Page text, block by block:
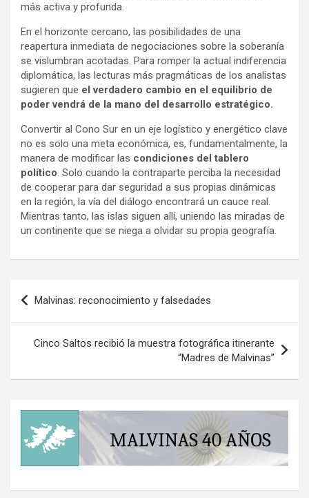
más activa y profunda.
En el horizonte cercano, las posibilidades de una
reapertura inmediata de negociaciones sobre la soberanía
se vislumbran acotadas. Para romper la actual indiferencia
diplomática, las lecturas más pragmáticas de los analistas
sugieren que el verdadero cambio en el equilibrio de
poder vendrá de la mano del desarrollo estratégico.
Convertir al Cono Sur en un eje logístico y energético clave
no es solo una meta económica, es, fundamentalmente, la
manera de modificar las condiciones del tablero
político. Solo cuando la contraparte perciba la necesidad
de cooperar para dar seguridad a sus propias dinámicas
en la región, la vía del diálogo encontrará un cauce real.
Mientras tanto, las islas siguen allí, uniendo las miradas de
un continente que se niega a olvidar su propia geografía.
Navegación
de
entradas
Malvinas: reconocimiento y falsedades
Cinco Saltos recibió la muestra fotográfica itinerante
“Madres de Malvinas”